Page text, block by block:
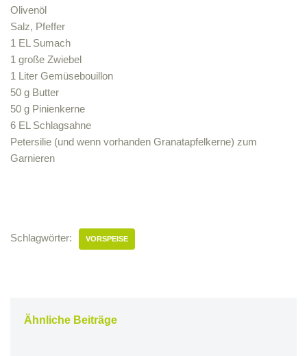
Olivenöl
Salz, Pfeffer
1 EL Sumach
1 große Zwiebel
1 Liter Gemüsebouillon
50 g Butter
50 g Pinienkerne
6 EL Schlagsahne
Petersilie (und wenn vorhanden Granatapfelkerne) zum
Garnieren
Schlagwörter: VORSPEISE
Ähnliche Beiträge